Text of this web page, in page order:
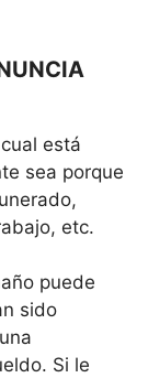
está
sea porque
etc.
puede
sido
Si le